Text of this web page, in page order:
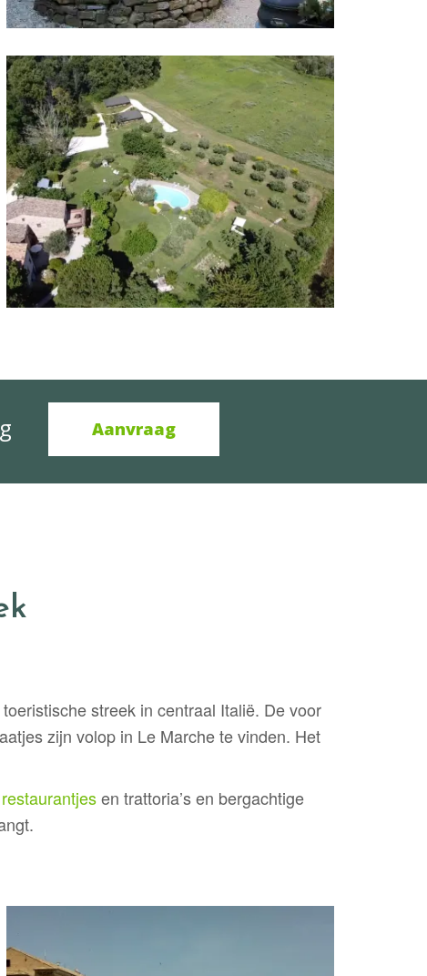
Aanvraag
streek in centraal Italië. De voor
zijn volop in Le Marche te vinden. Het
en trattoria’s en bergachtige